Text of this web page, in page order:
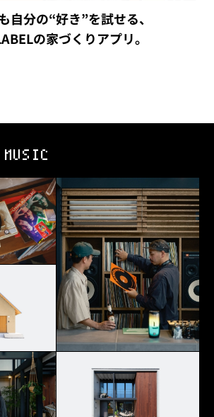
自分の“好き”を試せる、
の家づくりアプリ。